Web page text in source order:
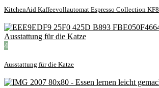
KitchenAid Kaffeevollautomat Espresso Collection KF8
4
Ausstattung für die Katze